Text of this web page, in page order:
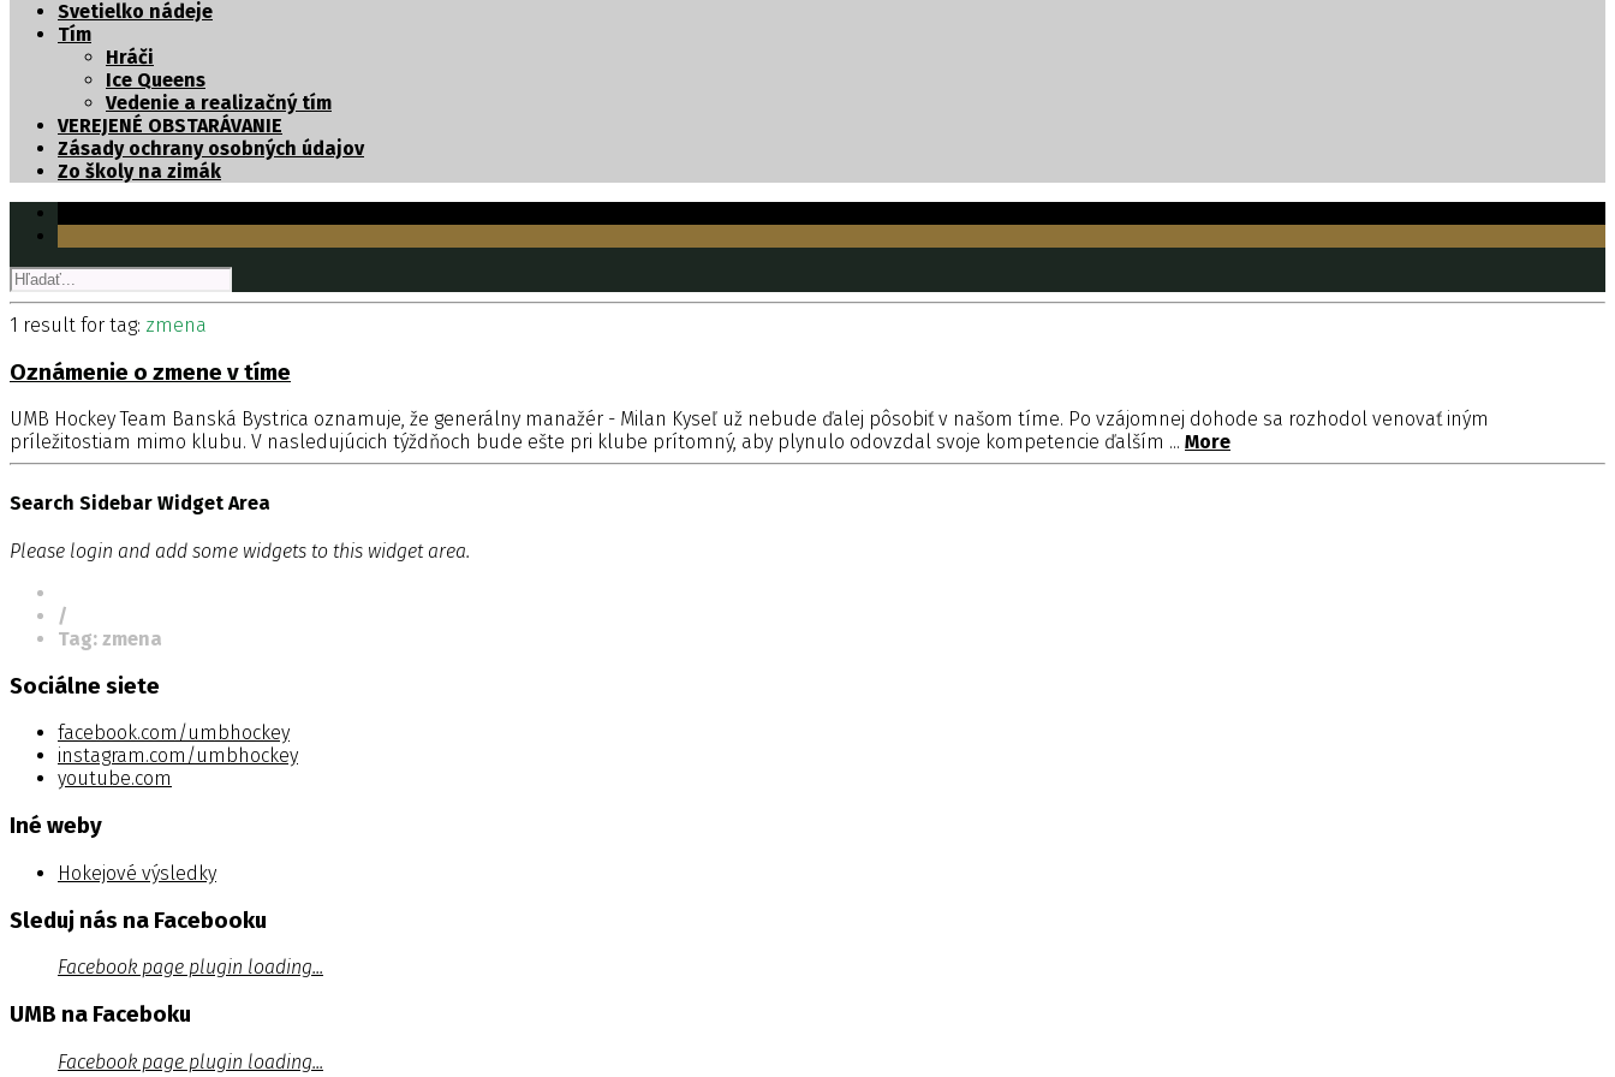
Svetielko nádeje
Tím
Hráči
Ice Queens
Vedenie a realizačný tím
VEREJENÉ OBSTARÁVANIE
Zásady ochrany osobných údajov
Zo školy na zimák
1 result for tag: zmena
Oznámenie o zmene v tíme
UMB Hockey Team Banská Bystrica oznamuje, že generálny manažér - Milan Kyseľ už nebude ďalej pôsobiť v našom tíme. Po vzájomnej dohode sa rozhodol venovať iným
príležitostiam mimo klubu. V nasledujúcich týždňoch bude ešte pri klube prítomný, aby plynulo odovzdal svoje kompetencie ďalším ... More
Search Sidebar Widget Area
Please login and add some widgets to this widget area.
/
Tag: zmena
Sociálne siete
facebook.com/umbhockey
instagram.com/umbhockey
youtube.com
Iné weby
Hokejové výsledky
Sleduj nás na Facebooku
Facebook page plugin loading...
UMB na Faceboku
Facebook page plugin loading...